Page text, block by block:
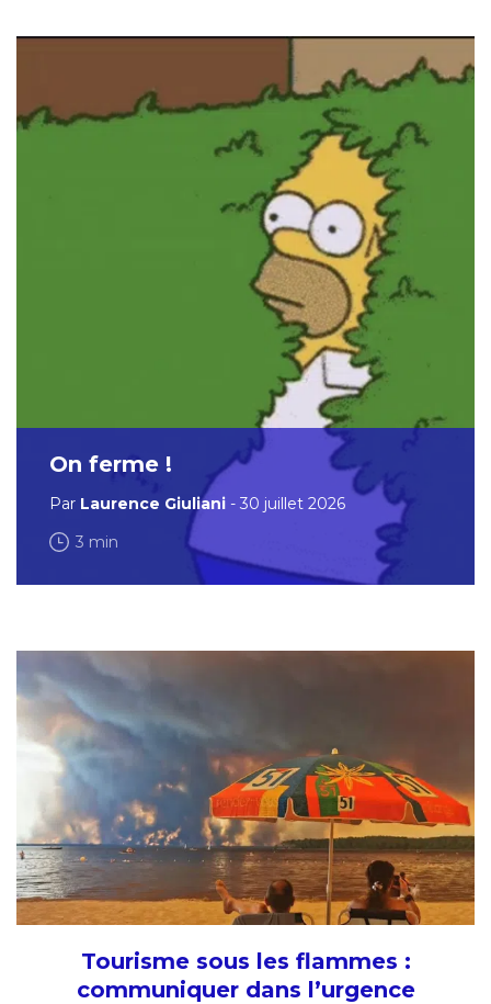
On ferme !
Par Laurence Giuliani - 30 juillet 2026
3 min
Tourisme sous les flammes :
communiquer dans l’urgence